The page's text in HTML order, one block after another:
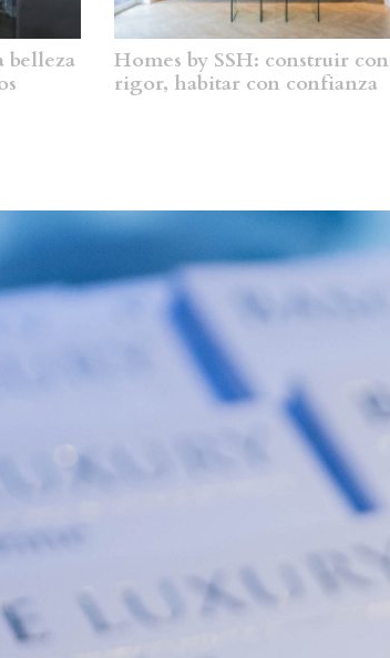
belleza
Homes by SSH: construir con
rigor, habitar con confianza